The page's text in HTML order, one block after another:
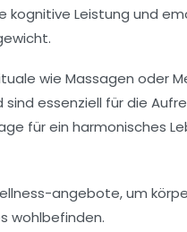
kognitive Leistung und
wie Massagen oder
sind essenziell für die
für ein harmonisches